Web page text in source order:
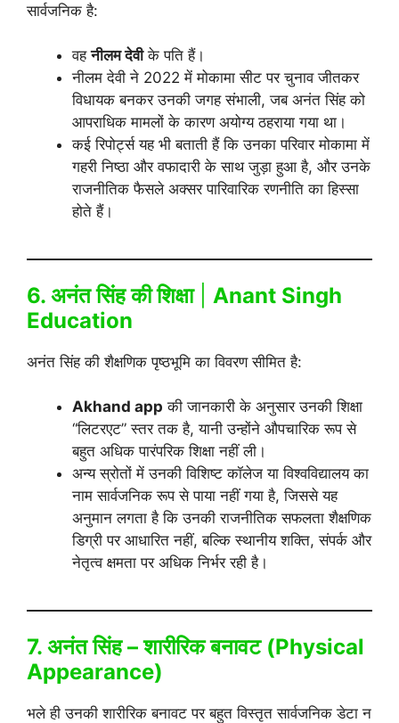
सार्वजनिक है:
वहनीलम देवीके पति हैं।
नीलम देवी ने 2022 में मोकामा सीट पर चुनाव जीतकर
विधायक बनकर उनकी जगह संभाली, जब अनंत सिंह को
आपराधिक मामलों के कारण अयोग्य ठहराया गया था।
कई रिपोर्ट्स यह भी बताती हैं कि उनका परिवार मोकामा में
गहरी निष्ठा और वफादारी के साथ जुड़ा हुआ है, और उनके
राजनीतिक फैसले अक्सर पारिवारिक रणनीति का हिस्सा
होते हैं।
6. अनंत सिंह की शिक्षा| Anant Singh
Education
अनंत सिंह की शैक्षणिक पृष्ठभूमि का विवरण सीमित है:
Akhand app की जानकारी के अनुसार उनकी शिक्षा
“लिटरएट” स्तर तक है, यानी उन्होंने औपचारिक रूप से
बहुत अधिक पारंपरिक शिक्षा नहीं ली।
अन्य स्रोतों में उनकी विशिष्ट कॉलेज या विश्वविद्यालय का
नाम सार्वजनिक रूप से पाया नहीं गया है, जिससे यह
अनुमान लगता है कि उनकी राजनीतिक सफलता शैक्षणिक
डिग्री पर आधारित नहीं, बल्कि स्थानीय शक्ति, संपर्क और
नेतृत्व क्षमता पर अधिक निर्भर रही है।
7. अनंत सिंह – शारीरिक बनावट (Physical
Appearance)
भले ही उनकी शारीरिक बनावट पर बहुत विस्तृत सार्वजनिक डेटा न